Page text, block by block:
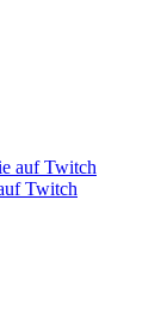
Twitch